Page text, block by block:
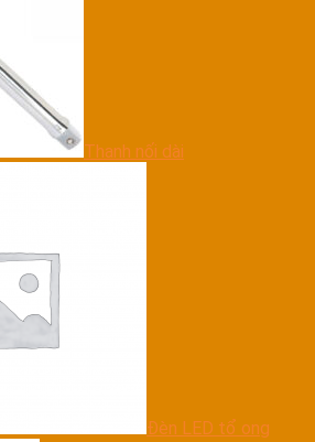
Thanh nối dài
Đèn LED tổ ong